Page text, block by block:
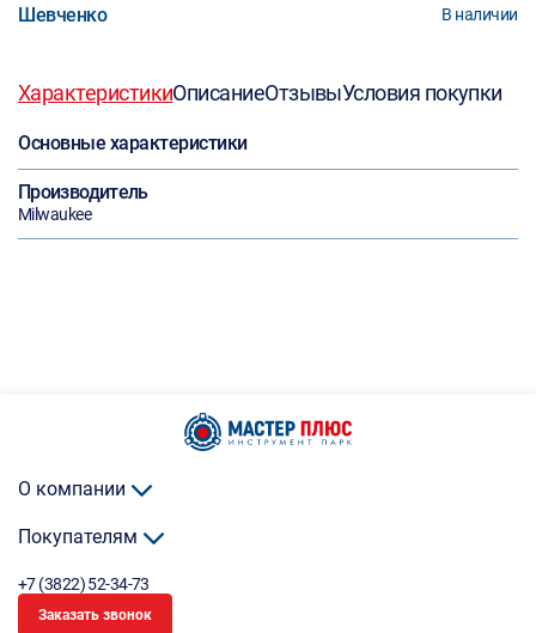
Шевченко В наличии
ХарактеристикиОписаниеОтзывыУсловия покупки
Основные характеристики
Производитель
Milwaukee
О компании
Покупателям
+7 (3822) 52-34-73
Заказать звонок